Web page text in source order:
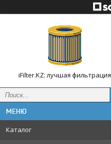
iFilter.KZ: лучшая фильтрация
Каталог